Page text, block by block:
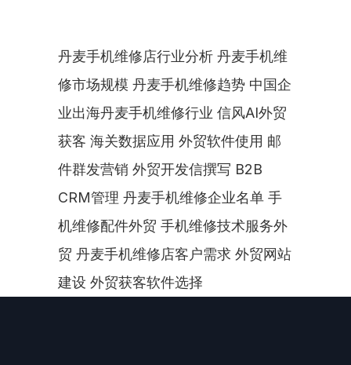
丹麦手机维修店行业分析 丹麦手机维
修市场规模 丹麦手机维修趋势 中国企
业出海丹麦手机维修行业 信风AI外贸
获客 海关数据应用 外贸软件使用 邮
件群发营销 外贸开发信撰写 B2B
CRM管理 丹麦手机维修企业名单 手
机维修配件外贸 手机维修技术服务外
贸 丹麦手机维修店客户需求 外贸网站
建设 外贸获客软件选择